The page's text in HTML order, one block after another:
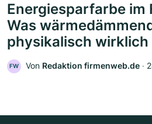
Energiesparfarbe im
Was
physikalisch
FW Von Redaktion firmenweb.de ‧